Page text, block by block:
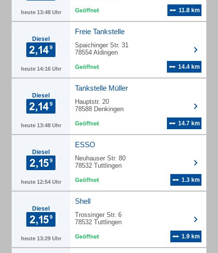
heute 13:48 Uhr 11.8 km
Diesel
heute 14:16 Uhr
Freie Tankstelle
Spaichinger Str. 31
78554 Aldingen
14.4 km
Diesel
heute 13:48 Uhr
Tankstelle Müller
Hauptstr. 20
78588 Denkingen
14.7 km
Diesel
heute 12:54 Uhr
ESSO
Neuhauser Str. 80
78532 Tuttlingen
1.3 km
Diesel
heute 13:29 Uhr
Shell
Trossinger Str. 6
78532 Tuttlingen
1.9 km